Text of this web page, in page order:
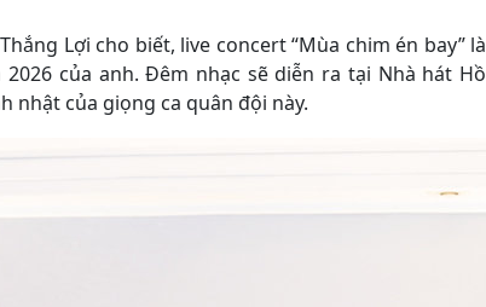
Lợi cho biết, live concert “Mùa chim én bay” là
của anh. Đêm nhạc sẽ diễn ra tại Nhà hát Hồ
nhật của giọng ca quân đội này.